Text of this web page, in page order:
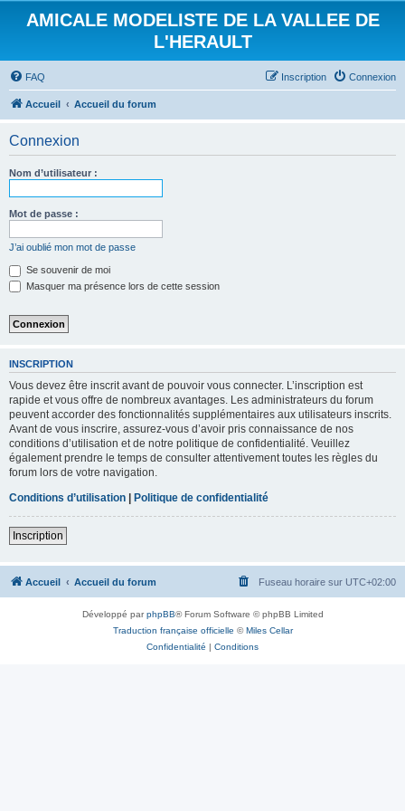
AMICALE MODELISTE DE LA VALLEE DE
L'HERAULT
FAQ Connexion
Inscription
Accueil Accueil du forum
Connexion
Nom d’utilisateur :
Mot de passe :
J’ai oublié mon mot de passe
Se souvenir de moi
Masquer ma présence lors de cette session
INSCRIPTION
Vous devez être inscrit avant de pouvoir vous connecter. L’inscription est
rapide et vous offre de nombreux avantages. Les administrateurs du forum
peuvent accorder des fonctionnalités supplémentaires aux utilisateurs inscrits.
Avant de vous inscrire, assurez-vous d’avoir pris connaissance de nos
conditions d’utilisation et de notre politique de confidentialité. Veuillez
également prendre le temps de consulter attentivement toutes les règles du
forum lors de votre navigation.
Conditions d’utilisation | Politique de confidentialité
Inscription
Accueil Accueil du forum Fuseau horaire sur UTC+02:00
Développé parphpBB® Forum Software © phpBB Limited
Traduction française officielle ©Miles Cellar
Confidentialité | Conditions